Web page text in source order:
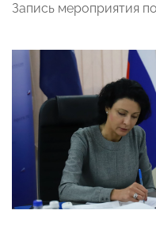
Запись мероприятия по